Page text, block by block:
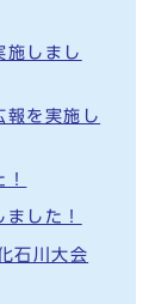
施しまし
報を実施し
した！
石川大会